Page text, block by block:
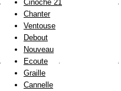
Cinoche 21
Chanter
Ventouse
Debout
Nouveau
Ecoute
Graille
Cannelle